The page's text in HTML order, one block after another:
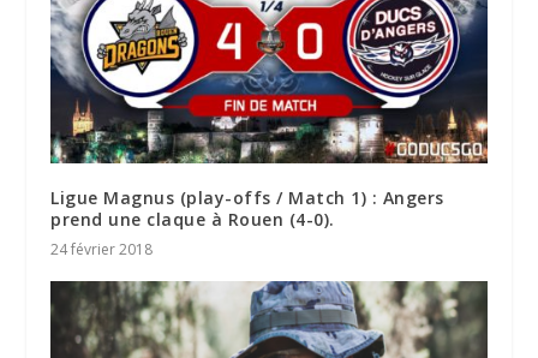
Ligue Magnus (play-offs / Match 1) : Angers
prend une claque à Rouen (4-0).
24 février 2018